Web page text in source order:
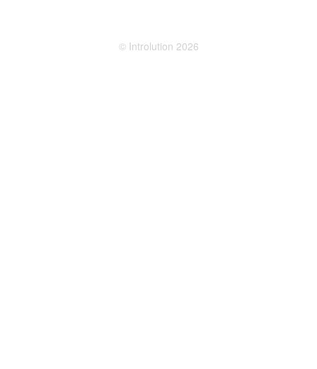
© Introlution 2026